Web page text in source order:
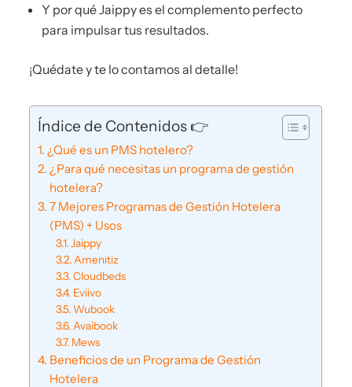
Y por qué Jaippy es el complemento perfecto
para impulsar tus resultados.
¡Quédate y te lo contamos al detalle!
Índice de Contenidos 👉
¿Qué es un PMS hotelero?
¿Para qué necesitas un programa de gestión
hotelera?
7 Mejores Programas de Gestión Hotelera
(PMS) + Usos
Jaippy
Amenitiz
Cloudbeds
Eviivo
Wubook
Avaibook
Mews
Beneficios de un Programa de Gestión
Hotelera